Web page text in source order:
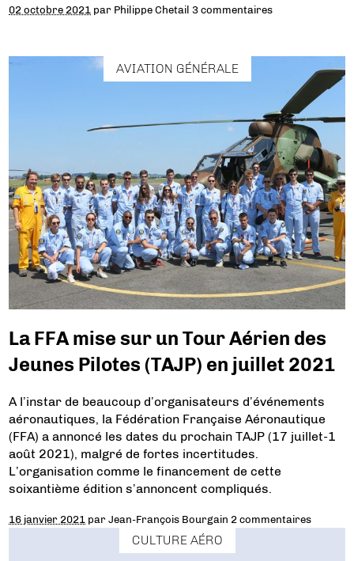
02 octobre 2021 par Philippe Chetail 3 commentaires
AVIATION GÉNÉRALE
La FFA mise sur un Tour Aérien des
Jeunes Pilotes (TAJP) en juillet 2021
A l’instar de beaucoup d’organisateurs d’événements
aéronautiques, la Fédération Française Aéronautique
(FFA) a annoncé les dates du prochain TAJP (17 juillet-1
août 2021), malgré de fortes incertitudes.
L’organisation comme le financement de cette
soixantième édition s’annoncent compliqués.
16 janvier 2021 parJean-François Bourgain 2 commentaires
CULTURE AÉRO